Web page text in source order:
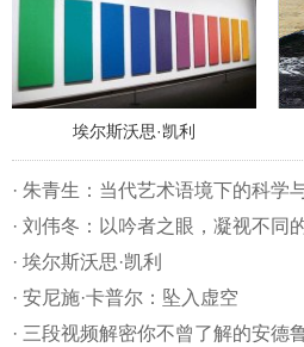
埃尔斯沃思·凯利
· 刘伟冬：以吟者之眼，凝视不同
· 埃尔斯沃思·凯利
· 安尼施·卡普尔：坠入虚空
· 三段视频解密你不曾了解的安德